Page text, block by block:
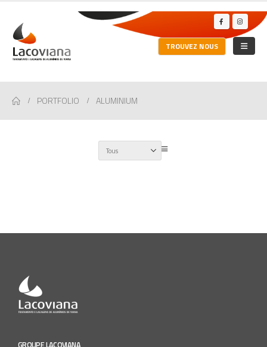
TROUVEZ NOUS
PORTFOLIO ALUMINIUM
GROUPE LACOVIANA